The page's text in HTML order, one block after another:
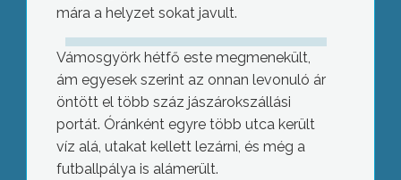
mára a helyzet sokat javult.
Vámosgyörk hétfő este megmenekült,
ám egyesek szerint az onnan levonuló ár
öntött el több száz jászárokszállási
portát. Óránként egyre több utca került
víz alá, utakat kellett lezárni, és még a
futballpálya is alámerült.